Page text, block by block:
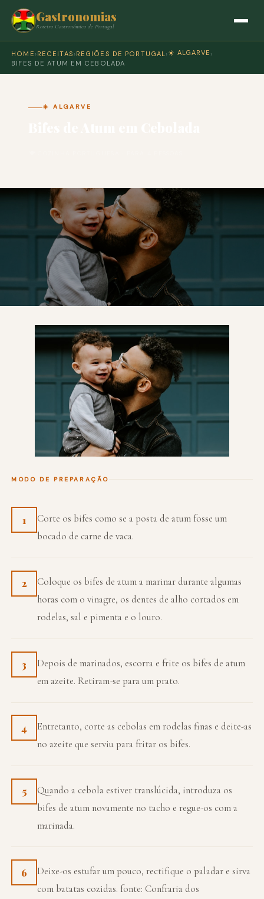
Gastronomias
Roteiro Gastronómico de Portugal
HOME › RECEITAS › REGIÕES DE PORTUGAL › ☀️ ALGARVE ›
BIFES DE ATUM EM CEBOLADA
☀️ ALGARVE
MODO DE PREPARAÇÃO
1
Corte os bifes como se a posta de atum fosse um
bocado de carne de vaca.
2
Coloque os bifes de atum a marinar durante algumas
horas com o vinagre, os dentes de alho cortados em
rodelas, sal e pimenta e o louro.
3
Depois de marinados, escorra e frite os bifes de atum
em azeite. Retiram-se para um prato.
4
Entretanto, corte as cebolas em rodelas finas e deite-as
no azeite que serviu para fritar os bifes.
5
Quando a cebola estiver translúcida, introduza os
bifes de atum novamente no tacho e regue-os com a
marinada.
6
Deixe-os estufar um pouco, rectifique o paladar e sirva
com batatas cozidas. fonte: Confraria dos